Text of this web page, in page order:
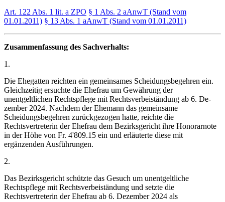
Art. 122 Abs. 1 lit. a ZPO § 1 Abs. 2 aAnwT (Stand vom
01.01.2011) § 13 Abs. 1 aAnwT (Stand vom 01.01.2011)
Zusammenfassung des Sachverhalts:
1.
Die Ehegatten reichten ein gemeinsames Scheidungsbegehren ein.
Gleichzeitig ersuchte die Ehefrau um Gewährung der
unentgeltlichen Rechtspflege mit Rechtsverbeiständung ab 6. De­
zember 2024. Nachdem der Ehemann das gemeinsame
Scheidungsbegehren zurückgezogen hatte, reichte die
Rechtsvertreterin der Ehefrau dem Bezirksgericht ihre Honorarnote
in der Höhe von Fr. 4'809.15 ein und erläuterte diese mit
ergänzenden Ausführungen.
2.
Das Bezirksgericht schützte das Gesuch um unentgeltliche
Rechtspflege mit Rechtsverbeiständung und setzte die
Rechtsvertreterin der Ehefrau ab 6. Dezember 2024 als